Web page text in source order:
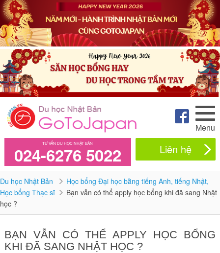
Menu
TƯ VẤN DU HỌC NHẬT BẢN
024-6276 5022 Liên hệ
Du học Nhật Bản
Học bổng Đại học bằng tiếng Anh, tiếng Nhật,
Học bổng Thạc sĩ
Bạn vẫn có thể apply học bổng khi đã sang Nhật
học ?
BẠN VẪN CÓ THỂ APPLY HỌC BỔNG
KHI ĐÃ SANG NHẬT HỌC ?